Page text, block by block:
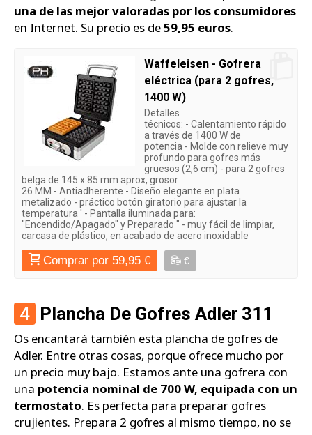
una de las mejor valoradas por los consumidores
en Internet. Su precio es de59,95 euros.
Waffeleisen - Gofrera
eléctrica (para 2 gofres,
1400 W)
Detalles
técnicos: - Calentamiento rápido
a través de 1400 W de
potencia - Molde con relieve muy
profundo para gofres más
gruesos (2,6 cm) - para 2 gofres
belga de 145 x 85 mm aprox, grosor
26 MM - Antiadherente - Diseño elegante en plata
metalizado - práctico botón giratorio para ajustar la
temperatura ' - Pantalla iluminada para:
"Encendido/Apagado" y Preparado " - muy fácil de limpiar,
carcasa de plástico, en acabado de acero inoxidable
Comprar por 59,95 € €
4 Plancha De Gofres Adler 311
Os encantará también esta plancha de gofres de
Adler. Entre otras cosas, porque ofrece mucho por
un precio muy bajo. Estamos ante una gofrera con
una potencia nominal de 700 W, equipada con un
termostato. Es perfecta para preparar gofres
crujientes. Prepara 2 gofres al mismo tiempo, no se